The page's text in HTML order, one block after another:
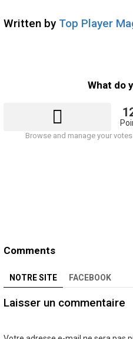
Written by Top Player
What do
Browse and manage your
Comments
NOTRE SITE FACEBOOK
Laisser un commentaire